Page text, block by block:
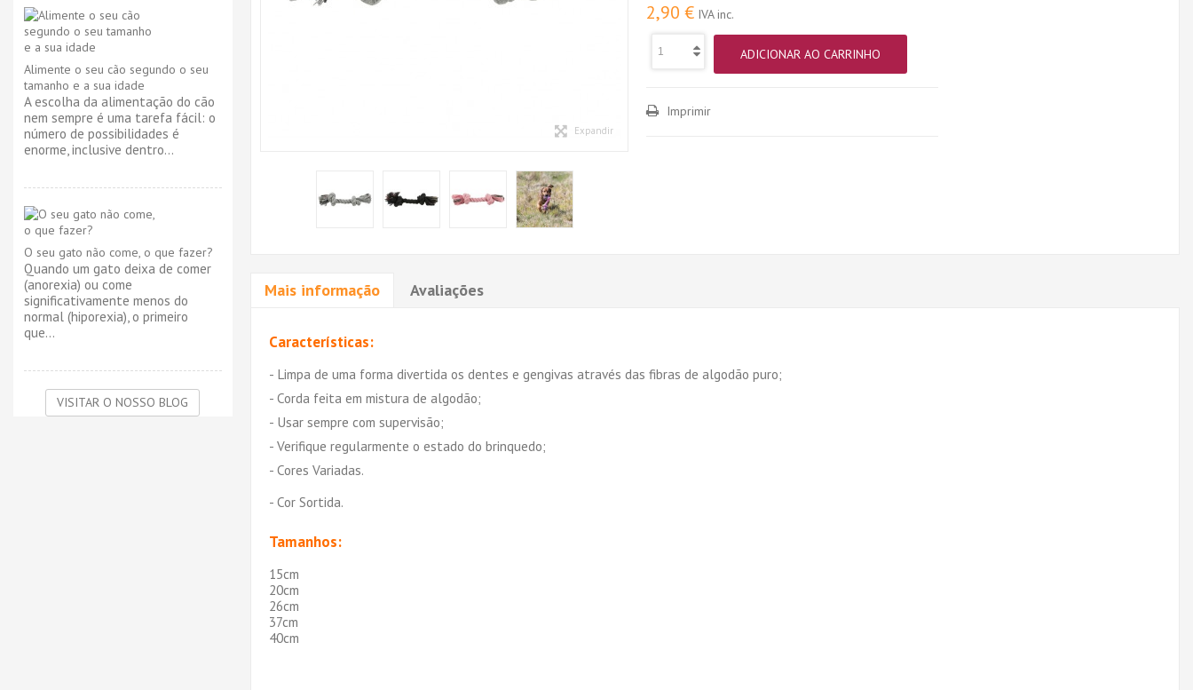
Expandir
2,90 € IVA inc.
ADICIONAR AO CARRINHO
Imprimir
Mais informação Avaliações
Características:
- Limpa de uma forma divertida os dentes e gengivas através das fibras de algodão puro;
- Corda feita em mistura de algodão;
- Usar sempre com supervisão;
- Verifique regularmente o estado do brinquedo;
- Cores Variadas.
- Cor Sortida.
Tamanhos:
15cm
20cm
26cm
37cm
40cm
Alimente o seu cão segundo o seu
tamanho e a sua idade
A escolha da alimentação do cão
nem sempre é uma tarefa fácil: o
número de possibilidades é
enorme, inclusive dentro...
O seu gato não come, o que fazer?
Quando um gato deixa de comer
(anorexia) ou come
significativamente menos do
normal (hiporexia), o primeiro
que...
VISITAR O NOSSO BLOG